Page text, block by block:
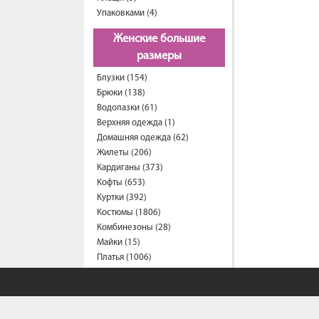
Упаковками (4)
Женские большие
размеры
Блузки (154)
Брюки (138)
Водолазки (61)
Верхняя одежда (1)
Домашняя одежда (62)
Жилеты (206)
Кардиганы (373)
Кофты (653)
Куртки (392)
Костюмы (1806)
Комбинезоны (28)
Майки (15)
Платья (1006)